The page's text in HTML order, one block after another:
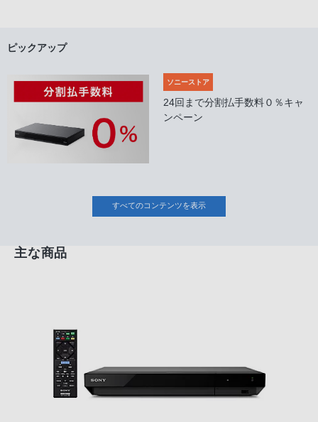
ピックアップ
ソニーストア
24回まで分割払手数料０％キャ
ンペーン
すべてのコンテンツを表示
主な商品